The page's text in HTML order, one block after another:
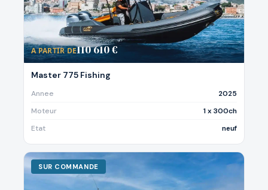
A PARTIR DE110 610 €
Master 775 Fishing
Annee
2025
Moteur
1 x 300ch
Etat
neuf
SUR COMMANDE